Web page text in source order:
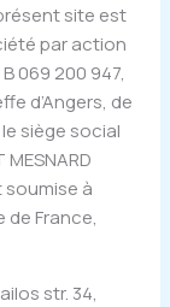
site est
par action
069 200 947,
d’Angers, de
siège social
soumise à
de France,
str. 34,